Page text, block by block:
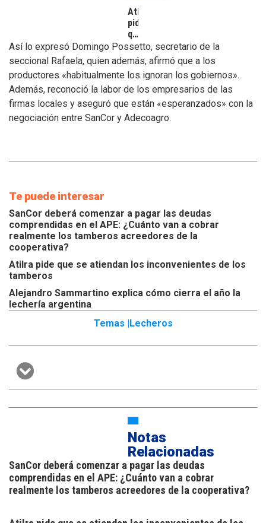
Atilra
pide
que
se
atiendan
inconvenientes
de
los
tamberos
Así lo expresó Domingo Possetto, secretario de la
seccional Rafaela, quien además, afirmó que a los
productores «habitualmente los ignoran los gobiernos».
Además, reconoció la labor de los empresarios de las
firmas locales y aseguró que están «esperanzados» con la
negociación entre SanCor y Adecoagro.
Te puede interesar
SanCor deberá comenzar a pagar las deudas
comprendidas en el APE: ¿Cuánto van a cobrar
realmente los tamberos acreedores de la
cooperativa?
Atilra pide que se atiendan los inconvenientes de los
tamberos
Alejandro Sammartino explica cómo cierra el año la
lechería argentina
Temas |
Lecheros
Notas
Relacionadas
SanCor deberá comenzar a pagar las deudas
comprendidas en el APE: ¿Cuánto van a cobrar
realmente los tamberos acreedores de la cooperativa?